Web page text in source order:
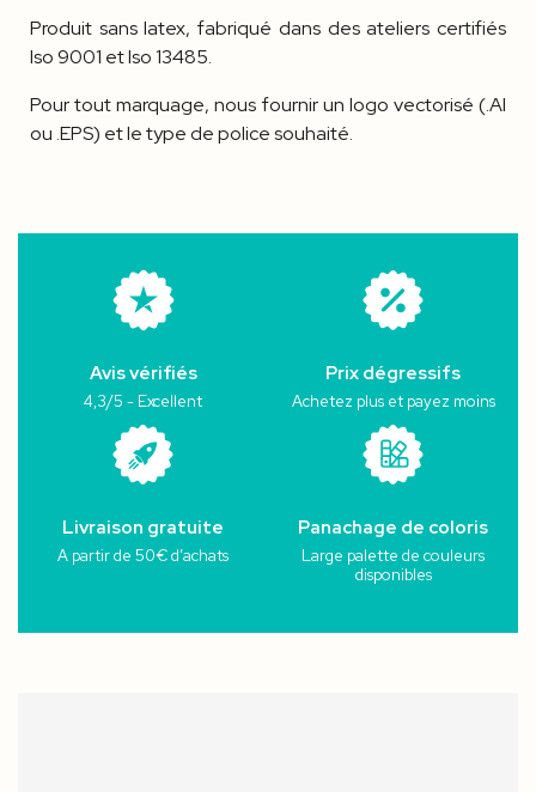
Produit sans latex, fabriqué dans des ateliers certifiés
Iso 9001 et Iso 13485.
Pour tout marquage, nous fournir un logo vectorisé (.AI
ou .EPS) et le type de police souhaité.
Avis vérifiés
4,3/5 - Excellent
Prix dégressifs
Achetez plus et payez moins
Livraison gratuite
A partir de 50€ d’achats
Panachage de coloris
Large palette de couleurs
disponibles